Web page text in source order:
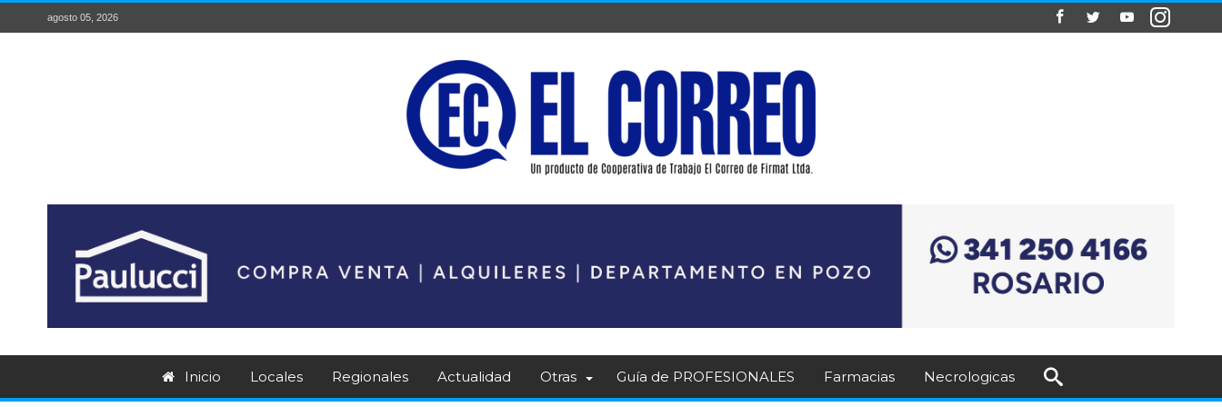
agosto 05, 2026
Inicio Locales Regionales Actualidad Otras Guía de PROFESIONALES Farmacias Necrologicas